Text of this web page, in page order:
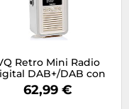
Retro Mini Radio
DAB+/DAB con
FM y Función
Radio-Despertador -
62,99 €